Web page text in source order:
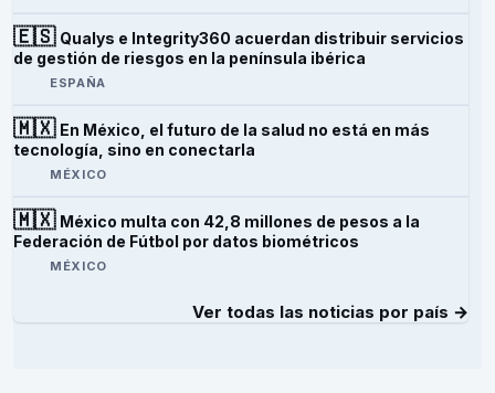
🇪🇸 Qualys e Integrity360 acuerdan distribuir servicios
de gestión de riesgos en la península ibérica
ESPAÑA
🇲🇽 En México, el futuro de la salud no está en más
tecnología, sino en conectarla
MÉXICO
🇲🇽 México multa con 42,8 millones de pesos a la
Federación de Fútbol por datos biométricos
MÉXICO
Ver todas las noticias por país →